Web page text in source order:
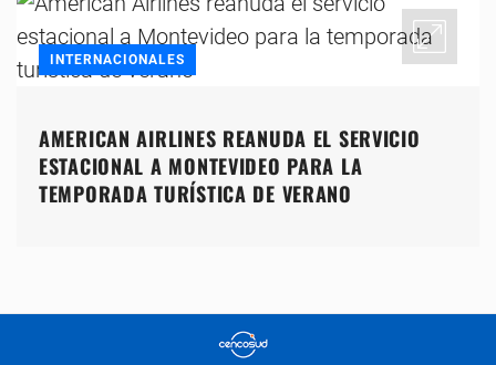
INTERNACIONALES
AMERICAN AIRLINES REANUDA EL SERVICIO
ESTACIONAL A MONTEVIDEO PARA LA
TEMPORADA TURÍSTICA DE VERANO